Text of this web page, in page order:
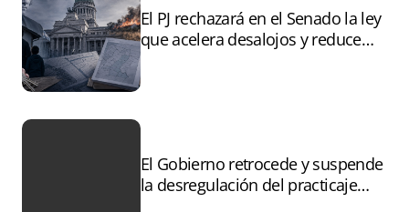
El PJ rechazará en el Senado la ley
que acelera desalojos y reduce
El Gobierno retrocede y suspende
la desregulación del practicaje